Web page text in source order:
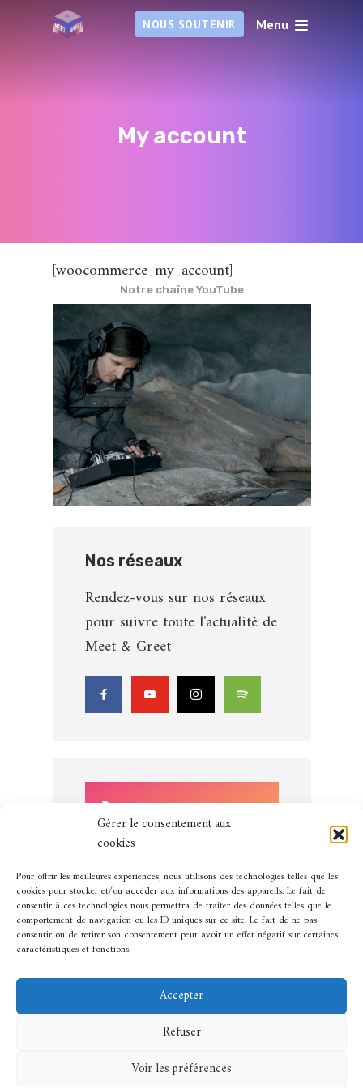
Gérer le consentement aux
cookies
Pour offrir les meilleures expériences, nous utilisons des technologies telles que les
cookies pour stocker et/ou accéder aux informations des appareils. Le fait de
consentir à ces technologies nous permettra de traiter des données telles que le
comportement de navigation ou les ID uniques sur ce site. Le fait de ne pas
consentir ou de retirer son consentement peut avoir un effet négatif sur certaines
caractéristiques et fonctions.
Accepter
Refuser
Voir les préférences
NOUS SOUTENIR Menu
My account
[woocommerce_my_account]
Notre chaîne YouTube
Nos réseaux
Rendez-vous sur nos réseaux
pour suivre toute l'actualité de
Meet & Greet